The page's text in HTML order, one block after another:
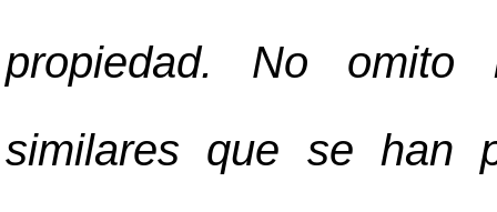
propiedad. No omito
similares que se han